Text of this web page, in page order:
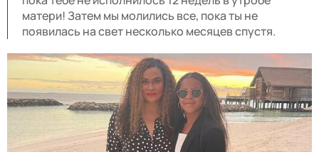
матери! Затем мы молились все, пока ты не
появилась на свет несколько месяцев спустя.